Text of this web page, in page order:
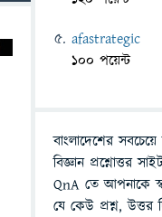
afastrategic
100 পয়েন্ট
বাংলাদেশের
বিজ্ঞান প্রশ্নোত্তর
QnA তে আপনাকে
যে কেউ প্রশ্ন, উত্তর